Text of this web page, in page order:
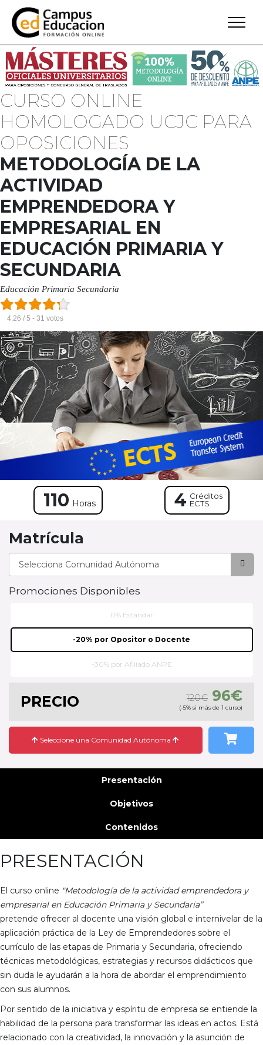
CURSO ONLINE
HOMOLOGADO UCJC PARA
OPOSICIONES
METODOLOGÍA DE LA
ACTIVIDAD
EMPRENDEDORA Y
EMPRESARIAL EN
EDUCACIÓN PRIMARIA Y
SECUNDARIA
Educación Primaria Secundaria
4.26 / 5 - 31 votos
110 Horas 4 Créditos
ECTS
Matrícula
Promociones Disponibles
0% Estándar
-20% por Opositor o Docente
-30% por Afiliado ANPE
PRECIO 120€ 96€
(-5% si más de 1 curso)
Seleccione una Comunidad Autónoma
Presentación
Objetivos
Contenidos
PRESENTACIÓN
El curso online "Metodología de la actividad emprendedora y
empresarial en Educación Primaria y Secundaria”
pretende ofrecer al docente una visión global e internivelar de la
aplicación práctica de la Ley de Emprendedores sobre el
currículo de las etapas de Primaria y Secundaria, ofreciendo
técnicas metodológicas, estrategias y recursos didácticos que
sin duda le ayudarán a la hora de abordar el emprendimiento
con sus alumnos.
Por sentido de la iniciativa y espíritu de empresa se entiende la
habilidad de la persona para transformar las ideas en actos. Está
relacionado con la creatividad, la innovación y la asunción de